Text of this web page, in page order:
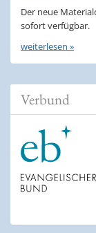
Der neue
sofort verfügbar.
weiterlesen »
Verbund